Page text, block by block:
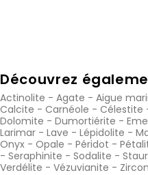
Découvrez
Actinolite - Agate - Aigue
Calcite - Carnéole - Célestite
Dolomite - Dumortiérite -
Larimar - Lave - Lépidolite -
Onyx - Opale - Péridot -
- Seraphinite - Sodalite -
Verdélite - Vézuvianite - Zircon